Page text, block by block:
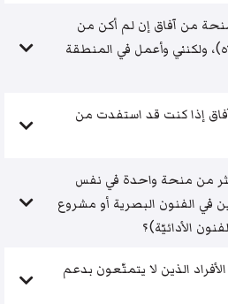
من آفاق إن لم أكن من
ولكنني وأعمل في المنطقة
إذا كنت قد استفدت من
من منحة واحدة في نفس
في الفنون البصرية أو مشروع
الأدائيّة)؟
الذين لا يتمتّعون بدعم